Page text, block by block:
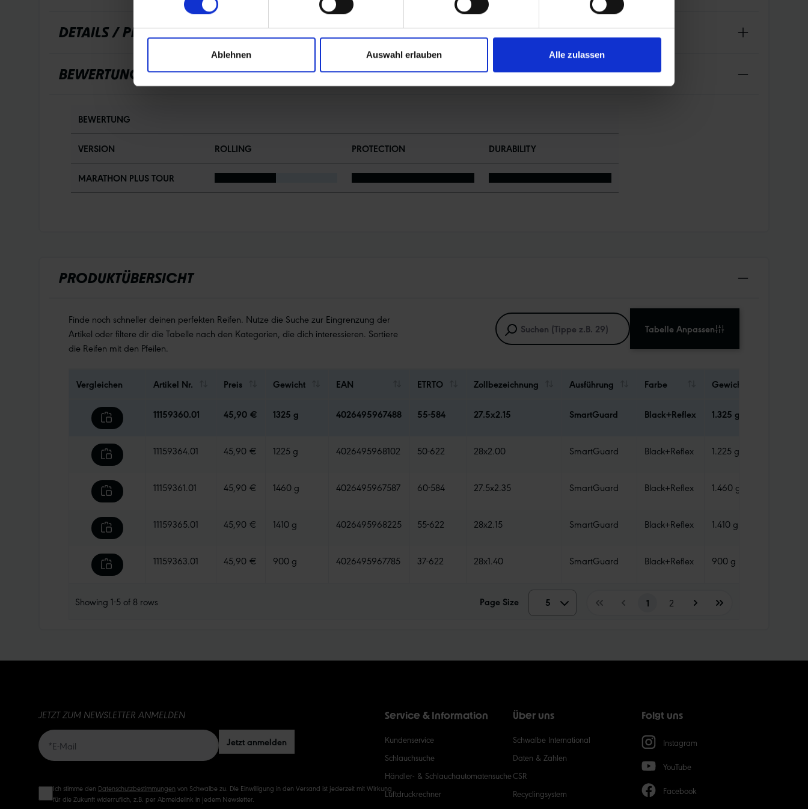
Ablehnen Auswahl erlauben Alle zulassen
DETAILS / PRODUKTDATEN
BEWERTUNGEN
BEWERTUNG
VERSION ROLLING PROTECTION DURABILITY
MARATHON PLUS TOUR
PRODUKTÜBERSICHT
Finde noch schneller deinen perfekten Reifen. Nutze die Suche zur Eingrenzung der
Artikel oder filtere dir die Tabelle nach den Kategorien, die dich interessieren. Sortiere
die Reifen mit den Pfeilen.
Tabelle Anpassen
Vergleichen Artikel Nr. Preis Gewicht EAN ETRTO Zollbezeichnung Ausführung Farbe Gewicht
11159360.01 45,90 € 1325 g 4026495967488 55-584 27.5x2.15 SmartGuard Black+Reflex 1.325 g
11159364.01 45,90 € 1225 g 4026495968102 50-622 28x2.00 SmartGuard Black+Reflex 1.225 g
11159361.01 45,90 € 1460 g 4026495967587 60-584 27.5x2.35 SmartGuard Black+Reflex 1.460 g
11159365.01 45,90 € 1410 g 4026495968225 55-622 28x2.15 SmartGuard Black+Reflex 1.410 g
11159363.01 45,90 € 900 g 4026495967785 37-622 28x1.40 SmartGuard Black+Reflex 900 g
Showing 1-5of 8 rows Page Size 5 5
50
1 2
JETZT ZUM NEWSLETTER ANMELDEN
Jetzt anmelden
Ich stimme den Datenschutzbestimmungen von Schwalbe zu. Die Einwilligung in den Versand ist jederzeit mit Wirkung
für die Zukunft widerruflich, z.B. per Abmeldelink in jedem Newsletter.
Service & Information
Kundenservice
Schlauchsuche
Händler- & Schlauchautomatensuche
Luftdruckrechner
Über uns
Schwalbe International
Daten & Zahlen
CSR
Recyclingsystem
Folgt uns
Instagram
YouTube
Facebook